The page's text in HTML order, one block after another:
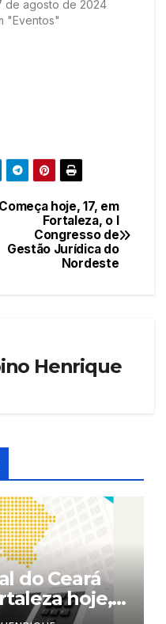
de agosto de 2024
"Eventos"
Começa hoje, 17, em
Fortaleza, o I
Congresso de
Gestão Jurídica do
Nordeste
Henrique
do Ceará
hoje,
6a.feira